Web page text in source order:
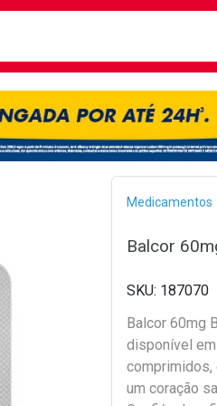
Medicamentos
Balcor
187070
Balcor 60mg
disponível
comprimidos,
um coração